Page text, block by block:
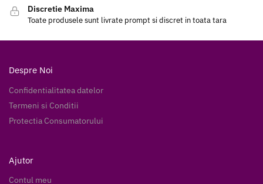
Discretie Maxima
Toate produsele sunt livrate prompt si discret in toata tara
Despre Noi
Confidentialitatea datelor
Termeni si Conditii
Protectia Consumatorului
Ajutor
Contul meu